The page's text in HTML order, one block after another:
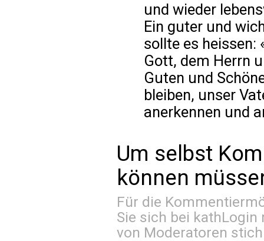
und wieder
Ein guter und
sollte es heissen:
Gott, dem Herrn
Guten und
bleiben, unser
anerkennen und
Um selbst
können
Für die
Sie sich bei kathLogin
von Moderatoren